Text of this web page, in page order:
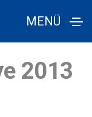
MENÜ
2013